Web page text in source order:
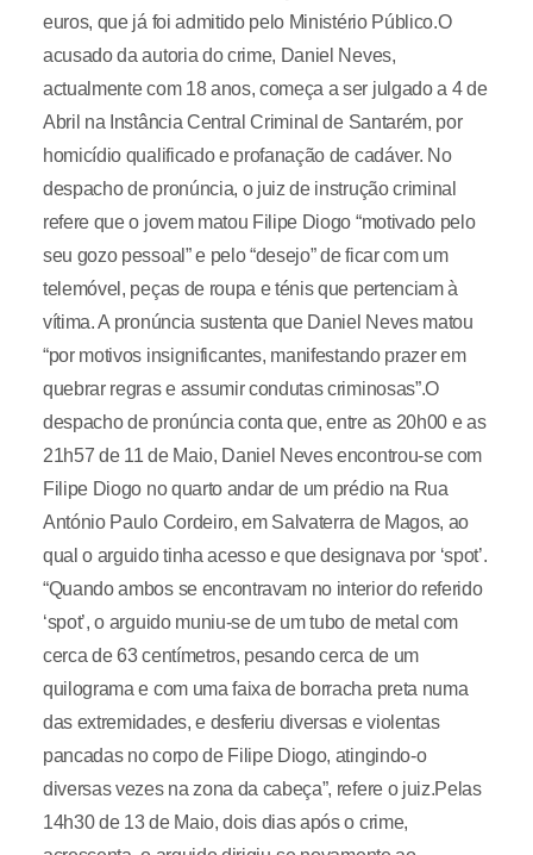
euros, que já foi admitido pelo Ministério Público.O
acusado da autoria do crime, Daniel Neves,
actualmente com 18 anos, começa a ser julgado a 4 de
Abril na Instância Central Criminal de Santarém, por
homicídio qualificado e profanação de cadáver. No
despacho de pronúncia, o juiz de instrução criminal
refere que o jovem matou Filipe Diogo “motivado pelo
seu gozo pessoal” e pelo “desejo” de ficar com um
telemóvel, peças de roupa e ténis que pertenciam à
vítima. A pronúncia sustenta que Daniel Neves matou
“por motivos insignificantes, manifestando prazer em
quebrar regras e assumir condutas criminosas”.O
despacho de pronúncia conta que, entre as 20h00 e as
21h57 de 11 de Maio, Daniel Neves encontrou-se com
Filipe Diogo no quarto andar de um prédio na Rua
António Paulo Cordeiro, em Salvaterra de Magos, ao
qual o arguido tinha acesso e que designava por ‘spot’.
“Quando ambos se encontravam no interior do referido
‘spot’, o arguido muniu-se de um tubo de metal com
cerca de 63 centímetros, pesando cerca de um
quilograma e com uma faixa de borracha preta numa
das extremidades, e desferiu diversas e violentas
pancadas no corpo de Filipe Diogo, atingindo-o
diversas vezes na zona da cabeça”, refere o juiz.Pelas
14h30 de 13 de Maio, dois dias após o crime,